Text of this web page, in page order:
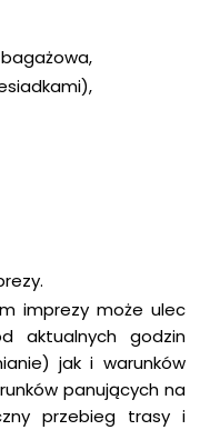
imprezy może ulec
aktualnych godzin
jak i warunków
panujących na
przebieg trasy i